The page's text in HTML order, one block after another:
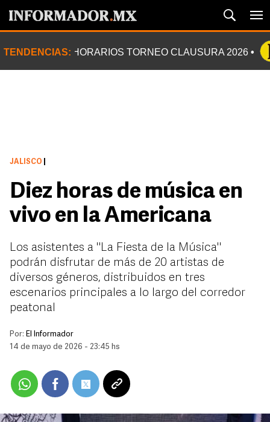
TENDENCIAS: HORARIOS TORNEO CLAUSURA 2026
JALISCO
Diez horas de música en
vivo en la Americana
Los asistentes a "La Fiesta de la Música"
podrán disfrutar de más de 20 artistas de
diversos géneros, distribuidos en tres
escenarios principales a lo largo del corredor
peatonal
Por: El Informador
14 de mayo de 2026 - 23:45 hs